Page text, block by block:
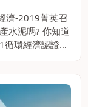
濟-2019菁英召
水泥嗎? 你知道
環經濟認證的